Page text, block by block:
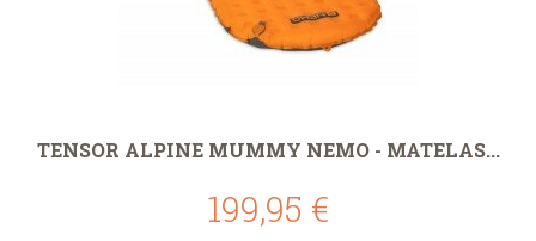
TENSOR ALPINE MUMMY NEMO - MATELAS...
199,95 €